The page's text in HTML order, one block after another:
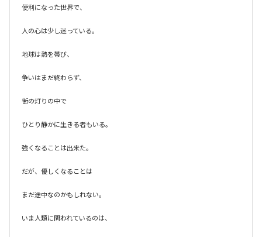
便利になった世界で、
人の心は少し迷っている。
地球は熱を帯び、
争いはまだ終わらず、
街の灯りの中で
ひとり静かに生きる者もいる。
強くなることは出来た。
だが、優しくなることは
まだ途中なのかもしれない。
いま人類に問われているのは、